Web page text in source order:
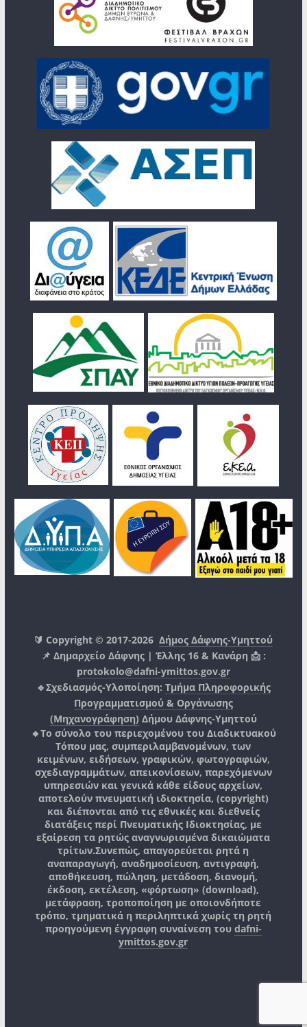
🔰 Copyright © 2017-2026Δήμος Δάφνης-Υμηττού
📌 Δημαρχείο Δάφνης | Έλλης 16 & Κανάρη 📩 :
protokolo@dafni-ymittos.gov.gr
🔹Σχεδιασμός-Υλοποίηση: Τμήμα Πληροφορικής
Προγραμματισμού & Οργάνωσης
(Μηχανογράφηση) Δήμου Δάφνης-Υμηττού
🔸Το σύνολο του περιεχομένου του Διαδικτυακού
Τόπου μας, συμπεριλαμβανομένων, των
κειμένων, ειδήσεων, γραφικών, φωτογραφιών,
σχεδιαγραμμάτων, απεικονίσεων, παρεχόμενων
υπηρεσιών και γενικά κάθε είδους αρχείων,
αποτελούν πνευματική ιδιοκτησία, (copyright)
και διέπονται από τις εθνικές και διεθνείς
διατάξεις περί Πνευματικής Ιδιοκτησίας, με
εξαίρεση τα ρητώς αναγνωρισμένα δικαιώματα
τρίτων.Συνεπώς, απαγορεύεται ρητά η
αναπαραγωγή, αναδημοσίευση, αντιγραφή,
αποθήκευση, πώληση, μετάδοση, διανομή,
έκδοση, εκτέλεση, «φόρτωση» (download),
μετάφραση, τροποποίηση με οποιονδήποτε
τρόπο, τμηματικά η περιληπτικά χωρίς τη ρητή
προηγούμενη έγγραφη συναίνεση του dafni-
ymittos.gov.gr